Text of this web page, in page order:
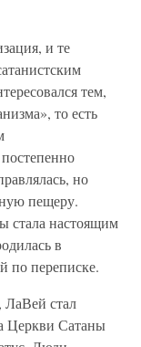
и те
тем,
то есть
но
пещеру.
стала настоящим
в
по переписке.
ЛаВей стал
Церкви Сатаны